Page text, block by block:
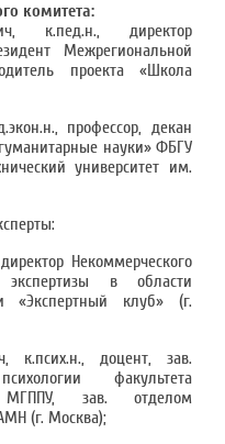
комитета:
к.пед.н., директор
Межрегиональной
проекта «Школа
профессор, декан
науки» ФБГУ
университет им.
Некоммерческого
в области
«Экспертный клуб» (г.
к.псих.н., доцент, зав.
факультета
МГППУ, зав. отделом
(г. Москва);